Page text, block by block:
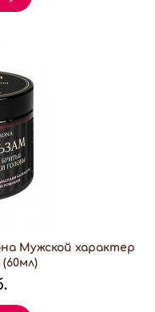
Мужской характер